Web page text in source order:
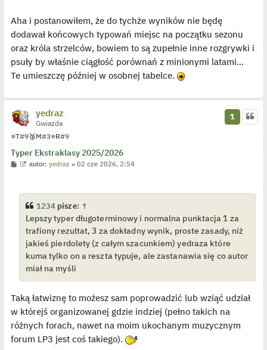
Aha i postanowiłem, że do tychże wyników nie będę
dodawał końcowych typowań miejsc na początku sezonu
oraz króla strzelców, bowiem to są zupełnie inne rozgrywki i
psuły by właśnie ciągłość porównań z minionymi latami...
Te umieszczę później w osobnej tabelce.
yedraz
Gwiazda
⭐T#9🥉M#3⭐R#9
Typer Ekstraklasy 2025/2026
1
P
W
i
e
t
l
o
j
e
d
n
c
y
p
o
t
autor:yedraz »02 cze 2026, 2:54
1234 pisze: ↑
Lepszy typer długoterminowy i normalna punktacja 1 za
trafiony rezultat, 3 za dokładny wynik, proste zasady, niż
jakieś pierdolety (z całym szacunkiem) yedraza które
kuma tylko on a reszta typuje, ale zastanawia się co autor
miał na myśli
Taką łatwiznę to możesz sam poprowadzić lub wziąć udział
w którejś organizowanej gdzie indziej (pełno takich na
różnych forach, nawet na moim ukochanym muzycznym
forum LP3 jest coś takiego).